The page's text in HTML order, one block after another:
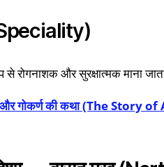
रोगनाशक और सुरक्षात्मक माना
और गोकर्ण की कथा (The